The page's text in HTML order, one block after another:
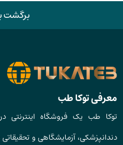
برگشت
معرفی توکا طب
توکا طب یک فروشگاه اینترنتی
دندانپزشکی، آزمایشگاهی و